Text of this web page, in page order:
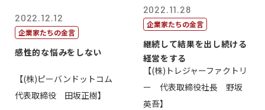
2022.12.12
企業家たちの金言
感性的な悩みをしない
【(株)ピーバンドットコム
代表取締役 田坂正樹】
2022.11.28
企業家たちの金言
継続して結果を出し続ける
経営をする
【(株)トレジャーファクトリ
ー 代表取締役社長 野坂
英吾】